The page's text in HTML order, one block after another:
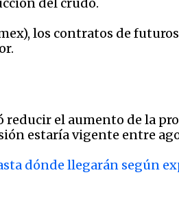
los contratos de
reducir el aumento de la
estaría vigente entre
dónde llegarán según